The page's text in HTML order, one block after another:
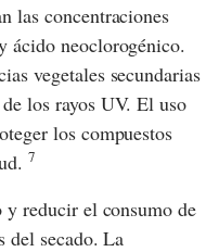
las concentraciones
ácido neoclorogénico.
vegetales secundarias
los rayos UV. El uso
los compuestos
7
y reducir el consumo de
del secado. La